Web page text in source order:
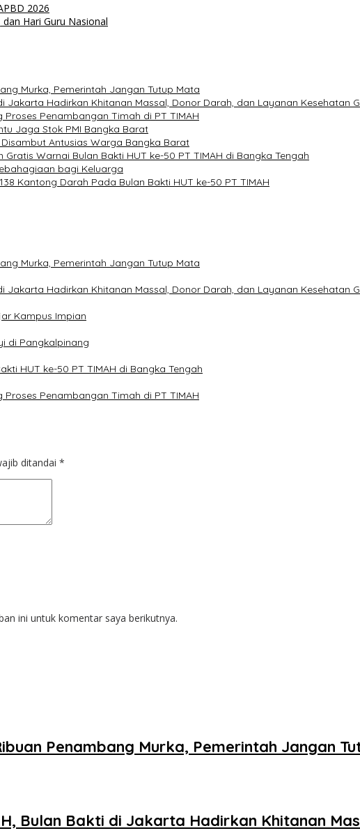
2026
dan Hari Guru Nasional
Murka, Pemerintah Jangan Tutup Mata
Jakarta Hadirkan Khitanan Massal, Donor Darah, dan Layanan Kesehatan
Penambangan Timah di PT TIMAH
Jaga Stok PMI Bangka Barat
Antusias Warga Bangka Barat
Warnai Bulan Bakti HUT ke-50 PT TIMAH di Bangka Tengah
bagi Keluarga
Kantong Darah Pada Bulan Bakti HUT ke-50 PT TIMAH
Murka, Pemerintah Jangan Tutup Mata
Jakarta Hadirkan Khitanan Massal, Donor Darah, dan Layanan Kesehatan
Kampus Impian
di Pangkalpinang
HUT ke-50 PT TIMAH di Bangka Tengah
Penambangan Timah di PT TIMAH
ditandai *
ini untuk komentar saya berikutnya.
Penambang Murka, Pemerintah Jangan
Bulan Bakti di Jakarta Hadirkan Khitanan